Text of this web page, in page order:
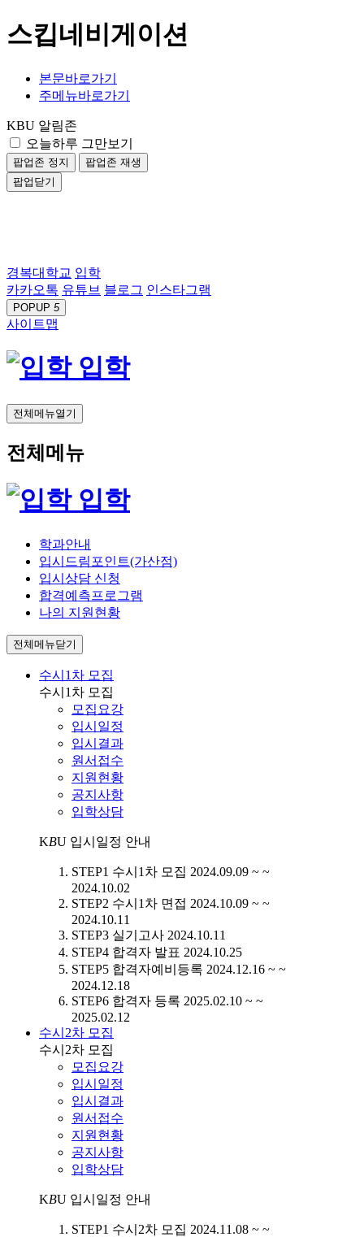
스킵네비게이션
본문바로가기
주메뉴바로가기
KBU 알림존
오늘하루 그만보기
팝업존 정지
팝업존 재생
팝업닫기
경복대학교 입학
카카오톡 유튜브 블로그 인스타그램
POPUP 5
사이트맵
입학
전체메뉴열기
전체메뉴
입학
학과안내
입시드림포인트(가산점)
입시상담 신청
합격예측프로그램
나의 지원현황
전체메뉴닫기
수시1차 모집
수시1차 모집
모집요강
입시일정
입시결과
원서접수
지원현황
공지사항
입학상담
KBU 입시일정 안내
STEP1 수시1차 모집 2024.09.09 ~ ~
2024.10.02
STEP2 수시1차 면접 2024.10.09 ~ ~
2024.10.11
STEP3 실기고사 2024.10.11
STEP4 합격자 발표 2024.10.25
STEP5 합격자예비등록 2024.12.16 ~ ~
2024.12.18
STEP6 합격자 등록 2025.02.10 ~ ~
2025.02.12
수시2차 모집
수시2차 모집
모집요강
입시일정
입시결과
원서접수
지원현황
공지사항
입학상담
KBU 입시일정 안내
STEP1 수시2차 모집 2024.11.08 ~ ~